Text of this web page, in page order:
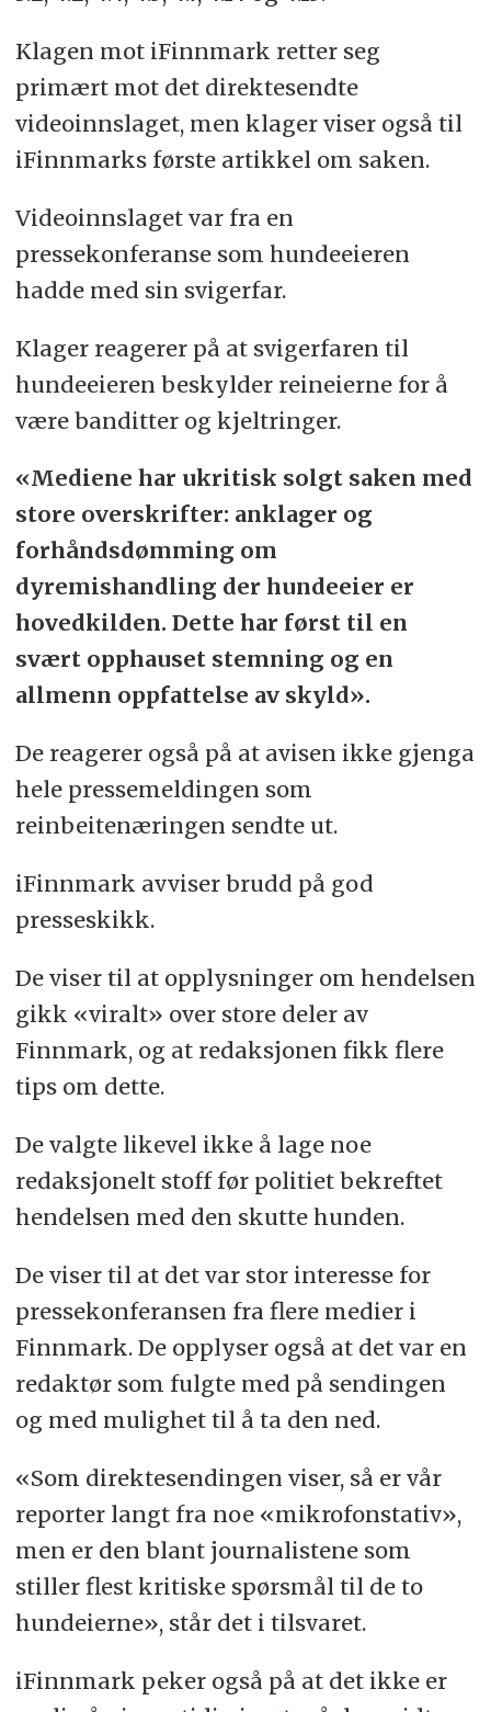
Klagen mot iFinnmark retter seg
primært mot det direktesendte
videoinnslaget, men klager viser også til
iFinnmarks første artikkel om saken.
Videoinnslaget var fra en
pressekonferanse som hundeeieren
hadde med sin svigerfar.
Klager reagerer på at svigerfaren til
hundeeieren beskylder reineierne for å
være banditter og kjeltringer.
«Mediene har ukritisk solgt saken med
store overskrifter: anklager og
forhåndsdømming om
dyremishandling der hundeeier er
hovedkilden. Dette har først til en
svært opphauset stemning og en
allmenn oppfattelse av skyld».
De reagerer også på at avisen ikke gjenga
hele pressemeldingen som
reinbeitenæringen sendte ut.
iFinnmark avviser brudd på god
presseskikk.
De viser til at opplysninger om hendelsen
gikk «viralt» over store deler av
Finnmark, og at redaksjonen fikk flere
tips om dette.
De valgte likevel ikke å lage noe
redaksjonelt stoff før politiet bekreftet
hendelsen med den skutte hunden.
De viser til at det var stor interesse for
pressekonferansen fra flere medier i
Finnmark. De opplyser også at det var en
redaktør som fulgte med på sendingen
og med mulighet til å ta den ned.
«Som direktesendingen viser, så er vår
reporter langt fra noe «mikrofonstativ»,
men er den blant journalistene som
stiller flest kritiske spørsmål til de to
hundeierne», står det i tilsvaret.
iFinnmark peker også på at det ikke er